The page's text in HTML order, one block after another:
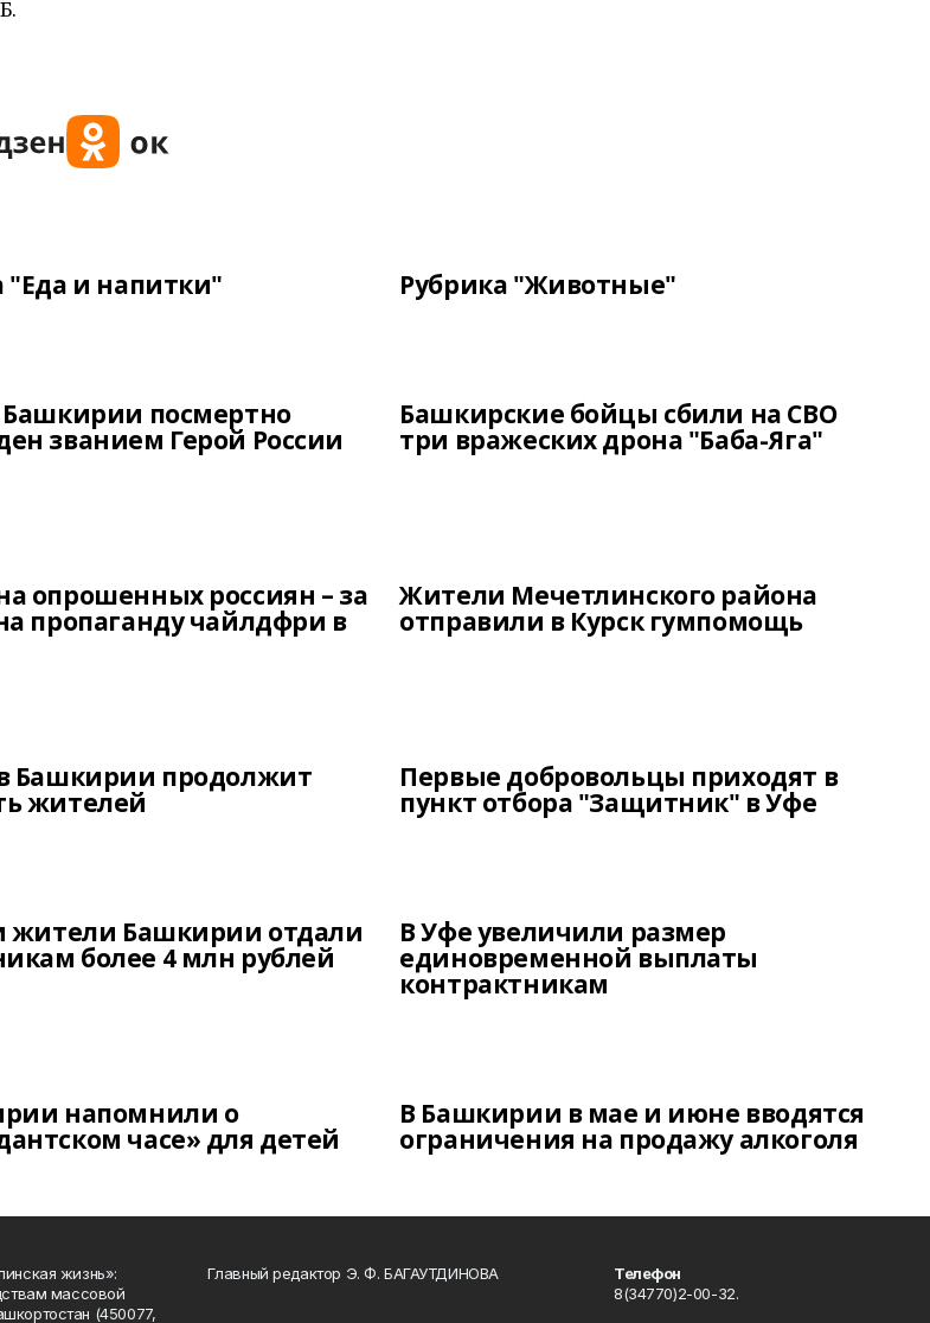
"Еда и напитки" Рубрика "Животные"
Башкирии посмертно
званием Герой России
Башкирские бойцы сбили на СВО
три вражеских дрона "Баба-Яга"
опрошенных россиян – за
пропаганду чайлдфри в
Жители Мечетлинского района
отправили в Курск гумпомощь
Башкирии продолжит
жителей
Первые добровольцы приходят в
пункт отбора "Защитник" в Уфе
жители Башкирии отдали
более 4 млн рублей
В Уфе увеличили размер
единовременной выплаты
контрактникам
напомнили о
часе» для детей
В Башкирии в мае и июне вводятся
ограничения на продажу алкоголя
жизнь»:
массовой
(450077,
Главный редактор Э. Ф. БАГАУТДИНОВА
Телефон
8(34770)2-00-32.